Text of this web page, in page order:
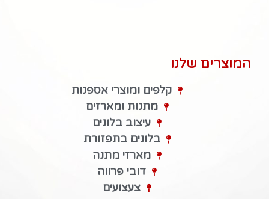
המוצרים שלנו
קלפים ומוצרי אספנות
מתנות ומארזים
עיצוב בלונים
בלונים בתפזורת
מארזי מתנה
דובי פרווה
צעצועים